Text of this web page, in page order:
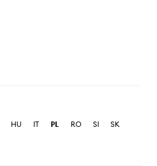
HU IT PL RO SI
SK